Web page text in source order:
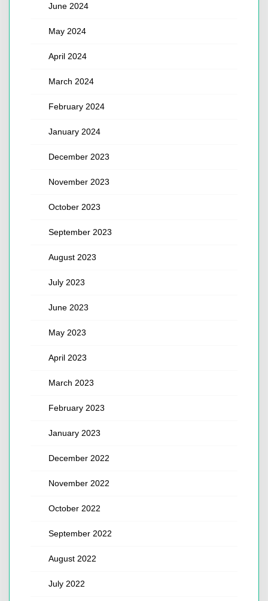
June 2024
May 2024
April 2024
March 2024
February 2024
January 2024
December 2023
November 2023
October 2023
September 2023
August 2023
July 2023
June 2023
May 2023
April 2023
March 2023
February 2023
January 2023
December 2022
November 2022
October 2022
September 2022
August 2022
July 2022